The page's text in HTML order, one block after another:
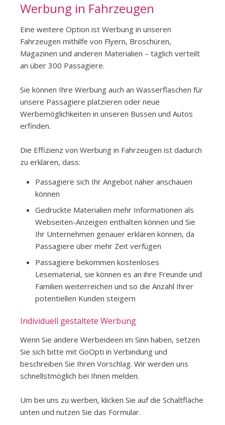
Werbung in Fahrzeugen
Eine weitere Option ist Werbung in unseren
Fahrzeugen mithilfe von Flyern, Broschüren,
Magazinen und anderen Materialien – täglich verteilt
an über 300 Passagiere.
Sie können Ihre Werbung auch an Wasserflaschen für
unsere Passagiere platzieren oder neue
Werbemöglichkeiten in unseren Bussen und Autos
erfinden.
Die Effizienz von Werbung in Fahrzeugen ist dadurch
zu erklären, dass:
Passagiere sich Ihr Angebot näher anschauen
können
Gedruckte Materialien mehr Informationen als
Webseiten-Anzeigen enthalten können und Sie
Ihr Unternehmen genauer erklären können, da
Passagiere über mehr Zeit verfügen
Passagiere bekommen kostenloses
Lesematerial, sie können es an ihre Freunde und
Familien weiterreichen und so die Anzahl Ihrer
potentiellen Kunden steigern
Individuell gestaltete Werbung
Wenn Sie andere Werbeideen im Sinn haben, setzen
Sie sich bitte mit GoOpti in Verbindung und
beschreiben Sie Ihren Vorschlag. Wir werden uns
schnellstmöglich bei Ihnen melden.
Um bei uns zu werben, klicken Sie auf die Schaltfläche
unten und nutzen Sie das Formular.